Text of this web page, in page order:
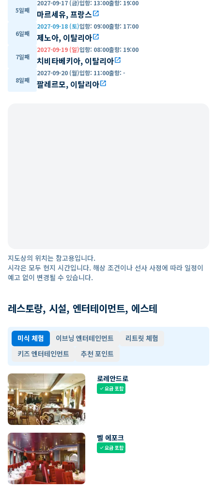
5일째
2027-09-17 (금)입항: 13:00출항: 19:00
마르세유, 프랑스open_in_new
6일째
2027-09-18 (토)입항: 09:00출항: 17:00
제노아, 이탈리아open_in_new
7일째
2027-09-19 (일)입항: 08:00출항: 19:00
치비타베키아, 이탈리아open_in_new
8일째
2027-09-20 (월)입항: 11:00출항: -
팔레르모, 이탈리아open_in_new
지도상의 위치는 참고용입니다.
시각은 모두 현지 시간입니다. 해상 조건이나 선사 사정에 따라 일정이
예고 없이 변경될 수 있습니다.
레스토랑, 시설, 엔터테이먼트, 에스테
미식 체험 이브닝 엔터테인먼트
리트릿 체험
키즈 엔터테인먼트
추천 포인트
로레안드로
check요금 포함
벨 에포크
check요금 포함